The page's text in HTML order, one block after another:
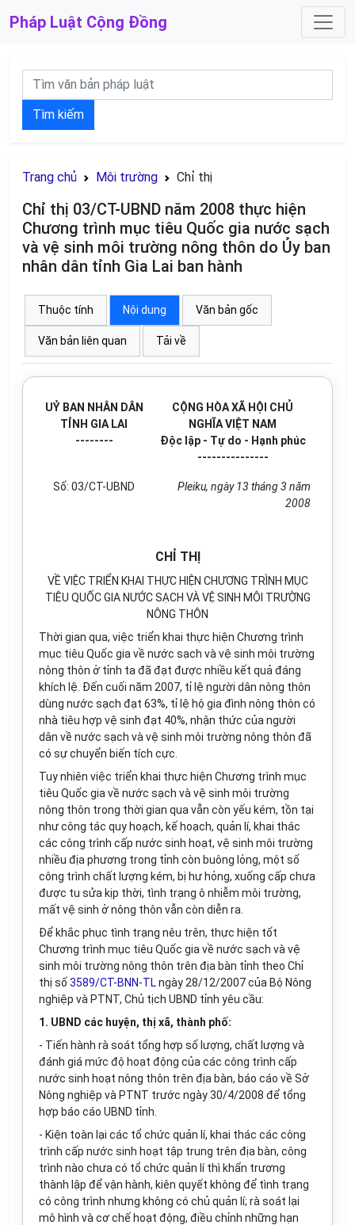
Pháp Luật Cộng Đồng
Tìm kiếm
Trang chủ Môi trường Chỉ thị
Chỉ thị 03/CT-UBND năm 2008 thực hiện
Chương trình mục tiêu Quốc gia nước sạch
và vệ sinh môi trường nông thôn do Ủy ban
nhân dân tỉnh Gia Lai ban hành
Thuộc tính Nội dung Văn bản gốc
Văn bản liên quan Tải về
UỶ BAN NHÂN DÂN
TỈNH GIA LAI
--------
CỘNG HÒA XÃ HỘI CHỦ
NGHĨA VIỆT NAM
Độc lập - Tự do - Hạnh phúc
---------------
Số: 03/CT-UBND
Pleiku, ngày 13 tháng 3 năm
2008
CHỈ THỊ
VỀ VIỆC TRIỂN KHAI THỰC HIỆN CHƯƠNG TRÌNH MỤC
TIÊU QUỐC GIA NƯỚC SẠCH VÀ VỆ SINH MÔI TRƯỜNG
NÔNG THÔN
Thời gian qua, việc triển khai thực hiện Chương trình
mục tiêu Quốc gia về nước sạch và vệ sinh môi trường
nông thôn ở tỉnh ta đã đạt được nhiều kết quả đáng
khích lệ. Đến cuối năm 2007, tỉ lệ người dân nông thôn
dùng nước sạch đạt 63%, tỉ lệ hộ gia đình nông thôn có
nhà tiêu hợp vệ sinh đạt 40%, nhận thức của người
dân về nước sạch và vệ sinh môi trường nông thôn đã
có sự chuyển biến tích cực.
Tuy nhiên việc triển khai thực hiện Chương trình mục
tiêu Quốc gia về nước sạch và vệ sinh môi trường
nông thôn trong thời gian qua vẫn còn yếu kém, tồn tại
như công tác quy hoạch, kế hoạch, quản lí, khai thác
các công trình cấp nước sinh hoạt, vệ sinh môi trường
nhiều địa phương trong tỉnh còn buông lỏng, một số
công trình chất lượng kém, bị hư hỏng, xuống cấp chưa
được tu sửa kịp thời, tình trạng ô nhiễm môi trường,
mất vệ sinh ở nông thôn vẫn còn diễn ra.
Để khắc phục tình trạng nêu trên, thực hiện tốt
Chương trình mục tiêu Quốc gia về nước sạch và vệ
sinh môi trường nông thôn trên địa bàn tỉnh theo Chỉ
thị số 3589/CT-BNN-TLngày 28/12/2007 của Bộ Nông
nghiệp và PTNT, Chủ tịch UBND tỉnh yêu cầu:
1. UBND các huyện, thị xã, thành phố:
- Tiến hành rà soát tổng hợp số lượng, chất lượng và
đánh giá mức độ hoạt động của các công trình cấp
nước sinh hoạt nông thôn trên địa bàn, báo cáo về Sở
Nông nghiệp và PTNT trước ngày 30/4/2008 để tổng
hợp báo cáo UBND tỉnh.
- Kiện toàn lại các tổ chức quản lí, khai thác các công
trình cấp nước sinh hoạt tập trung trên địa bàn, công
trình nào chưa có tổ chức quản lí thì khẩn trương
thành lập để vận hành, kiên quyết không để tình trạng
có công trình nhưng không có chủ quản lí; rà soát lại
mô hình và cơ chế hoạt động, điều chỉnh những hạn